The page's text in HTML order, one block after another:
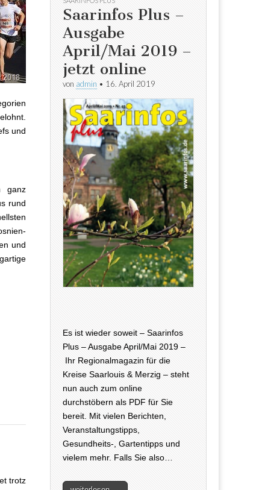
und
ganz
rund
und
trotz
Saarinfos Plus –
Ausgabe
April/Mai 2019 –
jetzt online
von admin • 16. April 2019
Es ist wieder soweit – Saarinfos
Plus – Ausgabe April/Mai 2019 –
Ihr Regionalmagazin für die
Kreise Saarlouis & Merzig – steht
nun auch zum online
durchstöbern als PDF für Sie
bereit. Mit vielen Berichten,
Veranstaltungstipps,
Gesundheits-, Gartentipps und
vielem mehr. Falls Sie also…